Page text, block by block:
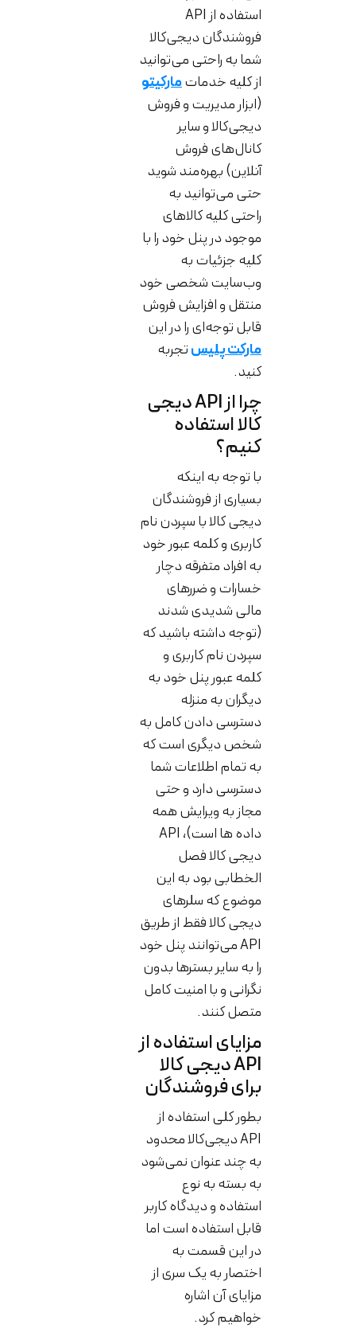
استفاده از API
فروشندگان دیجی‌کالا
شما به راحتی می‌توانید
از کلیه خدماتمارکیتو
(ابزار مدیریت و فروش
دیجی‌کالا و سایر
کانال‌های فروش
آنلاین) بهره‌مند شوید
حتی می‌توانید به
راحتی کلیه کالاهای
موجود در پنل خود را با
کلیه جزئیات به
وب‌سایت شخصی خود
منتقل و افزایش فروش
قابل توجه‌ای را در این
مارکت پلیستجربه
چرا از API دیجی
کالا استفاده
کنیم؟
با توجه به اینکه
بسیاری از فروشندگان
دیجی کالا با سپردن نام
کاربری و کلمه عبور خود
به افراد متفرقه دچار
خسارات و ضررهای
مالی شدیدی شدند
(توجه داشته باشید که
سپردن نام کاربری و
کلمه عبور پنل خود به
دیگران به منزله
دسترسی دادن کامل به
شخص دیگری است که
به تمام اطلاعات شما
دسترسی دارد و حتی
مجاز به ویرایش همه
داده ها است)، API
دیجی کالا فصل
الخطابی بود به این
موضوع که سلرهای
دیجی کالا فقط از طریق
API می‌توانند پنل خود
را به سایر بسترها بدون
نگرانی و با امنیت کامل
متصل کنند.
مزایای استفاده از
API دیجی کالا
برای فروشندگان
بطور کلی استفاده از
API دیجی‌کالا محدود
به چند عنوان نمی‌شود
به بسته به نوع
استفاده و دیدگاه کاربر
قابل استفاده است اما
در این قسمت به
اختصار به یک سری از
مزایای آن اشاره
خواهیم کرد.